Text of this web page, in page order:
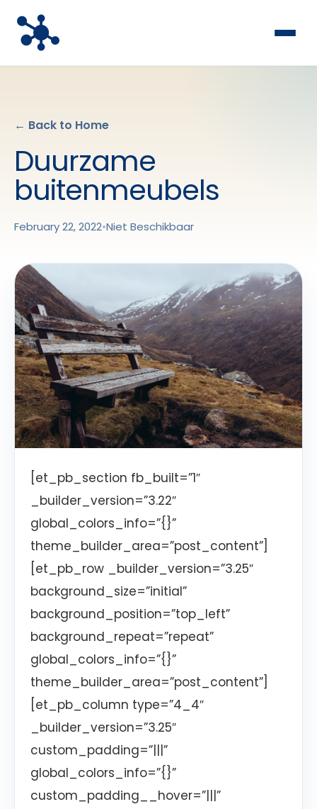
← Back to Home
Duurzame
buitenmeubels
February 22, 2022•Niet Beschikbaar
[et_pb_section fb_built=”1″
_builder_version=”3.22″
global_colors_info=”{}”
theme_builder_area=”post_content”]
[et_pb_row _builder_version=”3.25″
background_size=”initial”
background_position=”top_left”
background_repeat=”repeat”
global_colors_info=”{}”
theme_builder_area=”post_content”]
[et_pb_column type=”4_4″
_builder_version=”3.25″
custom_padding=”|||”
global_colors_info=”{}”
custom_padding__hover=”|||”